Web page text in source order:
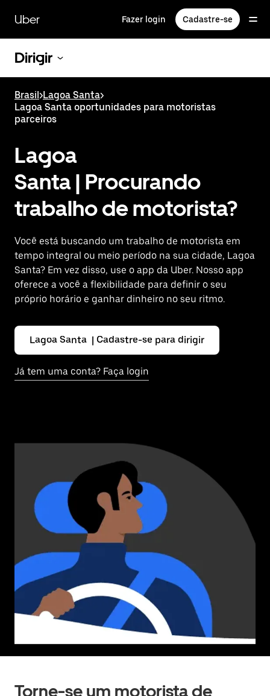
para
conteúdo
Uber Fazer login Cadastre-se
Dirigir
Brasil>Lagoa Santa>
Lagoa Santa oportunidades para motoristas
parceiros
Lagoa
Santa | Procurando
trabalho de motorista?
Você está buscando um trabalho de motorista em
tempo integral ou meio período na sua cidade, Lagoa
Santa? Em vez disso, use o app da Uber. Nosso app
oferece a você a flexibilidade para definir o seu
próprio horário e ganhar dinheiro no seu ritmo.
Lagoa Santa | Cadastre-se para dirigir
Já tem uma conta? Faça login
Torne-se um motorista de